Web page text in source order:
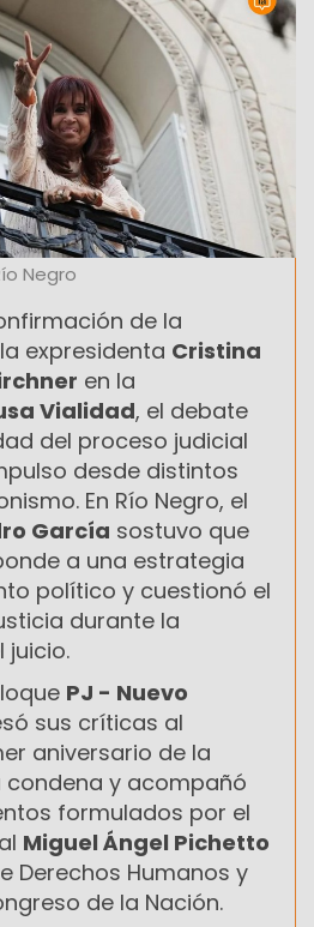
Negro
de la
expresidenta Cristina
en la
Vialidad, el debate
del proceso judicial
desde distintos
En Río Negro, el
García sostuvo que
a una estrategia
político y cuestionó el
durante la
juicio.
PJ - Nuevo
sus críticas al
aniversario de la
y acompañó
formulados por el
Miguel Ángel Pichetto
Derechos Humanos y
de la Nación.